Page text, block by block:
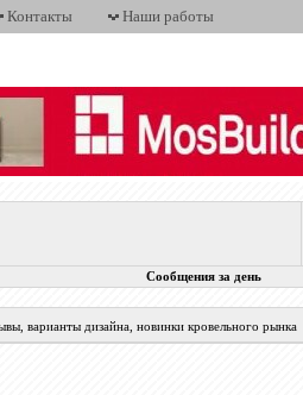
Контакты Наши работы
Сообщения за день
варианты дизайна, новинки кровельного рынка